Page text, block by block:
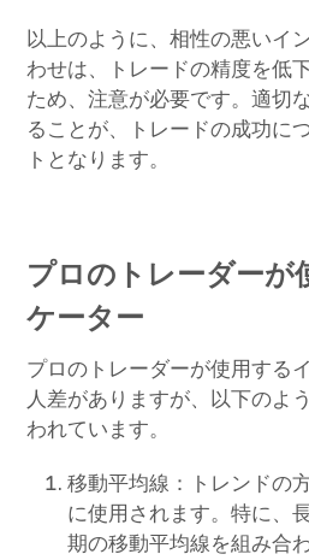
以上のように、相性の悪いイ
わせは、トレードの精度を低
ため、注意が必要です。適切
ることが、トレードの成功に
トとなります。
プロのトレーダーが
ケーター
プロのトレーダーが使用する
人差がありますが、以下のよ
われています。
移動平均線：トレンドの
に使用されます。特に、
期の移動平均線を組み合